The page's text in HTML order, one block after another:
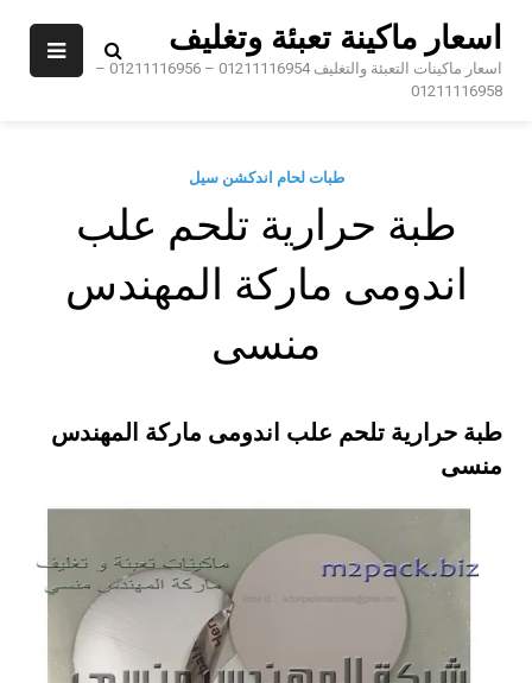
اسعار ماكينة تعبئة وتغليف
اسعار ماكينات التعبئة والتغليف 01211116954 – 01211116956 –
01211116958
طبات لحام اندكشن سيل
طبة حرارية تلحم علب
اندومى ماركة المهندس
منسى
طبة حرارية تلحم علب اندومى ماركة المهندس
منسى